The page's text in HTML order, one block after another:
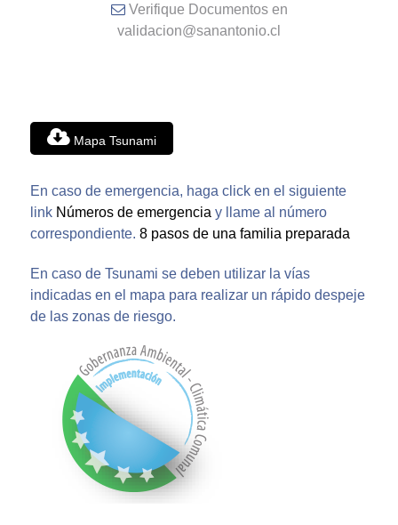
Verifique Documentos en
validacion@sanantonio.cl
Mapa Tsunami
En caso de emergencia, haga click en el siguiente
link Números de emergencia y llame al número
correspondiente. 8 pasos de una familia preparada
En caso de Tsunami se deben utilizar la vías
indicadas en el mapa para realizar un rápido despeje
de las zonas de riesgo.